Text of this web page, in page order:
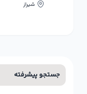
شیراز
جستجو پیشرفته